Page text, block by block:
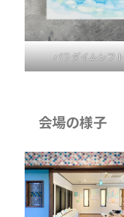
パラダイムシフト
会場の様子